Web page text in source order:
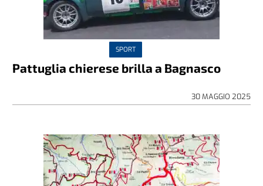
SPORT
Pattuglia chierese brilla a Bagnasco
30 MAGGIO 2025